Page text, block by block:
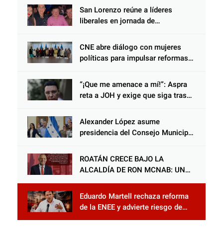
Salomón Nazar para fortalecer su
protección en Honduras
San Lorenzo reúne a líderes
liberales en jornada de
CNE abre diálogo con mujeres
políticas para impulsar reformas
“¡Que me amenace a mí!”: Aspra
reta a JOH y exige que siga tras
Alexander López asume
presidencia del Consejo Municipal
Censo Nacional 2026
ROATÁN CRECE BAJO LA
ALCALDÍA DE RON MCNAB: UN
COMUNIDAD Y DEL PARTIDO
LIBERAL
Eduardo Martell rechaza reforma
de la ENEE y advierte riesgo de